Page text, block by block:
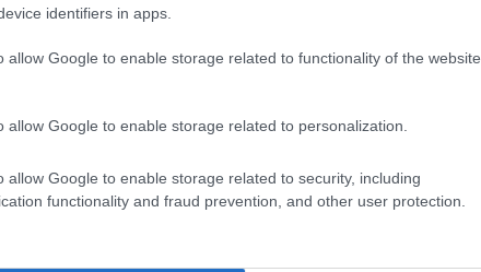
identifiers in apps.
allow Google to enable storage related to functionality of the website
allow Google to enable storage related to personalization.
allow Google to enable storage related to security, including
functionality and fraud prevention, and other user protection.